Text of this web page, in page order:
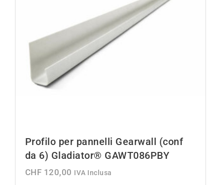
Profilo per pannelli Gearwall (conf
da 6) Gladiator® GAWT086PBY
CHF 120,00 IVA Inclusa